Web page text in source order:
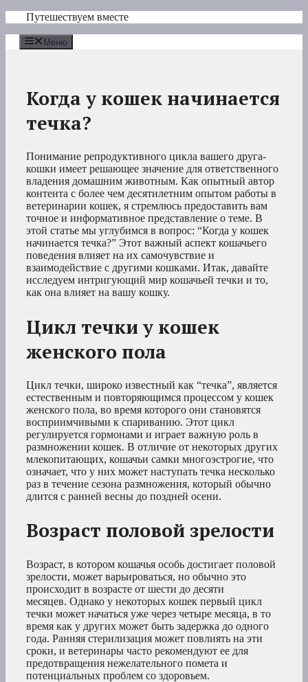
Перейти
содержимому
Путешествуем вместе
Меню
Когда у кошек начинается
течка?
Понимание репродуктивного цикла вашего друга-
кошки имеет решающее значение для ответственного
владения домашним животным. Как опытный автор
контента с более чем десятилетним опытом работы в
ветеринарии кошек, я стремлюсь предоставить вам
точное и информативное представление о теме. В
этой статье мы углубимся в вопрос: “Когда у кошек
начинается течка?” Этот важный аспект кошачьего
поведения влияет на их самочувствие и
взаимодействие с другими кошками. Итак, давайте
исследуем интригующий мир кошачьей течки и то,
как она влияет на вашу кошку.
Цикл течки у кошек
женского пола
Цикл течки, широко известный как “течка”, является
естественным и повторяющимся процессом у кошек
женского пола, во время которого они становятся
восприимчивыми к спариванию. Этот цикл
регулируется гормонами и играет важную роль в
размножении кошек. В отличие от некоторых других
млекопитающих, кошачьи самки многоэстрогие, что
означает, что у них может наступать течка несколько
раз в течение сезона размножения, который обычно
длится с ранней весны до поздней осени.
Возраст половой зрелости
Возраст, в котором кошачья особь достигает половой
зрелости, может варьироваться, но обычно это
происходит в возрасте от шести до десяти
месяцев. Однако у некоторых кошек первый цикл
течки может начаться уже через четыре месяца, в то
время как у других может быть задержка до одного
года. Ранняя стерилизация может повлиять на эти
сроки, и ветеринары часто рекомендуют ее для
предотвращения нежелательного помета и
потенциальных проблем со здоровьем.